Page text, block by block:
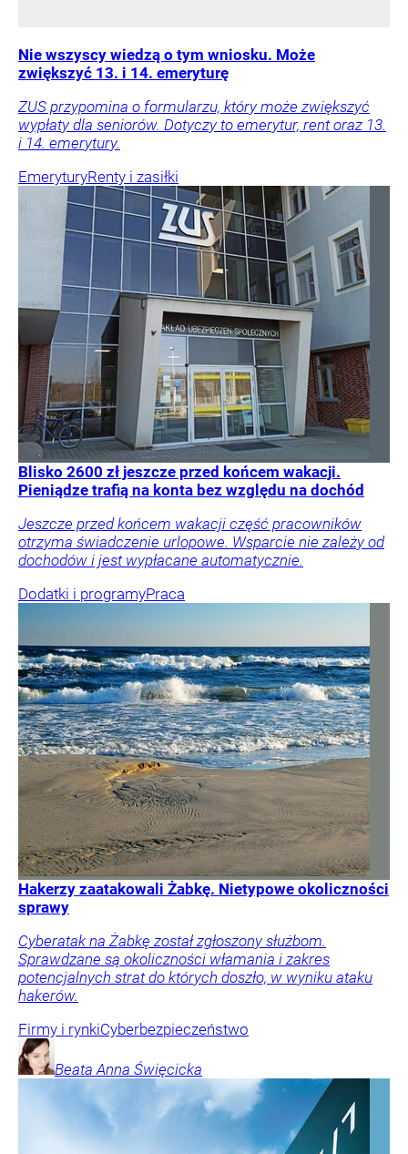
Nie wszyscy wiedzą o tym wniosku. Może
zwiększyć 13. i 14. emeryturę
ZUS przypomina o formularzu, który może zwiększyć
wypłaty dla seniorów. Dotyczy to emerytur, rent oraz 13.
i 14. emerytury.
EmeryturyRenty i zasiłki
Blisko 2600 zł jeszcze przed końcem wakacji.
Pieniądze trafią na konta bez względu na dochód
Jeszcze przed końcem wakacji część pracowników
otrzyma świadczenie urlopowe. Wsparcie nie zależy od
dochodów i jest wypłacane automatycznie.
Dodatki i programyPraca
Hakerzy zaatakowali Żabkę. Nietypowe okoliczności
sprawy
Cyberatak na Żabkę został zgłoszony służbom.
Sprawdzane są okoliczności włamania i zakres
potencjalnych strat do których doszło, w wyniku ataku
hakerów.
Firmy i rynkiCyberbezpieczeństwo
Beata Anna Święcicka